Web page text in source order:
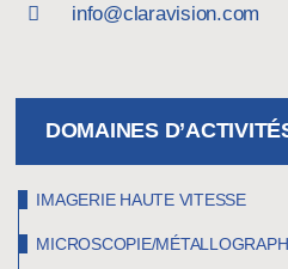
info@claravision.com
DOMAINES
IMAGERIE HAUTE VITESSE
MICROSCOPIE/